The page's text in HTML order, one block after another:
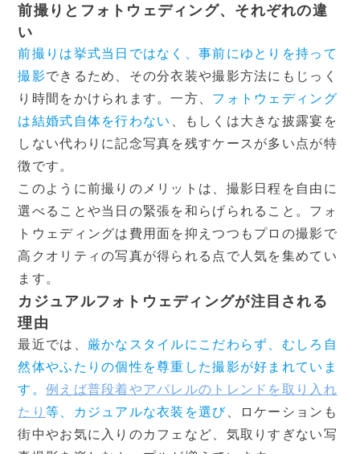
前撮りとフォトウェディング、それぞれの違
い
前撮りは挙式当日ではなく、事前にゆとりを持って
撮影できるため、その分衣装や撮影方法にもじっく
り時間をかけられます。一方、 フォトウェディング
は結婚式自体を行わない
、もしくは大きな披露宴を
しない代わりに記念写真を残すケースが多い点が特
徴です。
このように前撮りのメリットは、撮影日程を自由に
選べることや当日の緊張を和らげられること。フォ
トウェディングは費用面を抑えつつもプロの撮影で
高クオリティの写真が得られる点で人気を集めてい
ます。
カジュアルフォトウェディングが注目される
理由
最近では、 厳かなスタイルにこだわらず、むしろ自
然体やふたりの個性を尊重した撮影が好まれていま
す。 例えば普段着やアパレルのトレンドを取り入れ
たり 等、カジュアルな衣装を選び 、ロケーションも
街中やお気に入りのカフェなど、気取りすぎない写